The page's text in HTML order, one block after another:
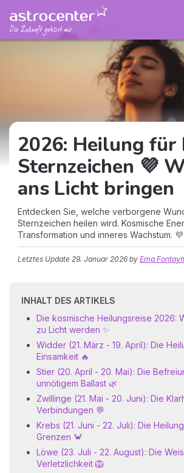
2026: Heilung für
Sternzeichen 💜
ans Licht bringen
Entdecken Sie, welche verborgene
Sternzeichen heilen wird. Kosmische
Transformation und inneres Wachstum. 💜
Letztes Update 29. Januar 2026 by Ema
INHALT DES ARTIKELS
Die kosmische Heilungsreise 2026:
zu Licht werden ✨
Widder (21. März - 19. April): Die
Einsamkeit 🔥
Stier (20. April - 20. Mai): Die
unnötigem Ballast 🌿
Zwillinge (21. Mai - 20. Juni): Die
Verbindungen 💬
Krebs (21. Juni - 22. Juli): Die
Grenzen 🦀
Löwe (23. Juli - 22. August): Die
Verletzlichkeit 🦁